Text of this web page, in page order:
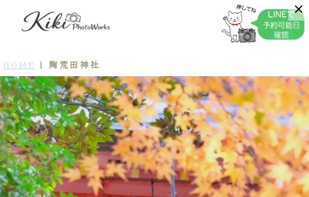
HOME 陶荒田神社